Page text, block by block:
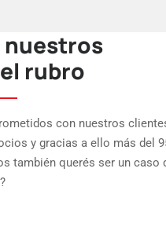
nuestros
rubro
con nuestros
y gracias a ello más del
también querés ser un caso